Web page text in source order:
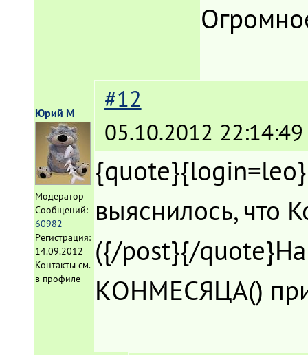
Юрий М
Модератор
Сообщений:
60982
Регистрация:
14.09.2012
Контакты см.
в профиле
#12
05.10.2012 22:14:49
выяснилось, что
({/post}{/
КОНМЕСЯЦА()